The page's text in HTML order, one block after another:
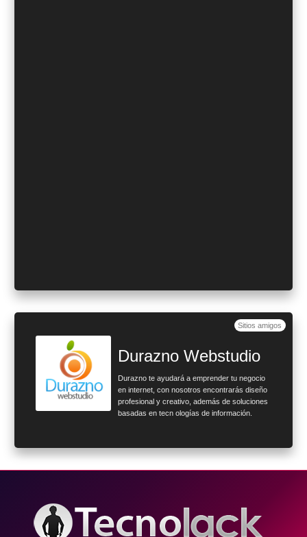
Sitios amigos
Durazno Webstudio
Durazno te ayudará a emprender tu negocio
en internet, con nosotros encontrarás diseño
profesional y creativo, además de soluciones
basadas en tecn ologías de información.